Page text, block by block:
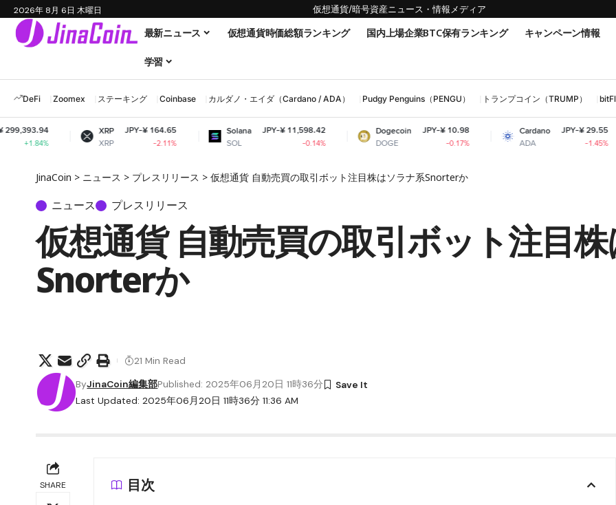
2026年 8月 6日 木曜日 仮想通貨/暗号資産ニュース・情報メディア
最新ニュース 仮想通貨時価総額ランキング 国内上場企業BTC保有ランキング キャンペーン情報
学習
DeFi Zoomex ステーキング Coinbase カルダノ・エイダ（Cardano / ADA） Pudgy Penguins（PENGU） トランプコイン（TRUMP）
XRP
XRP
JPY-¥ 164.65
-2.11%
Solana
SOL
JPY-¥ 11,598.42
-0.14%
Dogecoin
DOGE
JPY-¥ 10.98
-0.17%
Cardano
ADA
JPY-¥ 29.55
-1.45%
Shiba
SHIB
JinaCoin > ニュース > プレスリリース > 仮想通貨 自動売買の取引ボット注目株はソラナ系Snorterか
ニュース プレスリリース
仮想通貨 自動売買の取引ボット注目
Snorterか
Last Updated: 2025年06月20日 11時36分 11:36 AM
ByJinaCoin編集部Published: 2025年06月20日 11時36分
21 Min Read
SHARE 目次